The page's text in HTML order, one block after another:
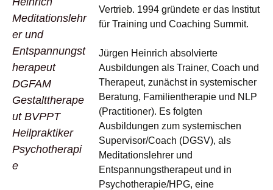
Meditationslehr
er und
Entspannungst
herapeut
DGFAM
Gestalttherape
ut BVPPT
Heilpraktiker
Psychotherapi
e
Vertrieb. 1994 gründete er das Institut
für Training und Coaching Summit.
Jürgen Heinrich absolvierte
Ausbildungen als Trainer, Coach und
Therapeut, zunächst in systemischer
Beratung, Familientherapie und NLP
(Practitioner). Es folgten
Ausbildungen zum systemischen
Supervisor/Coach (DGSV), als
Meditationslehrer und
Entspannungstherapeut und in
Psychotherapie/HPG, eine